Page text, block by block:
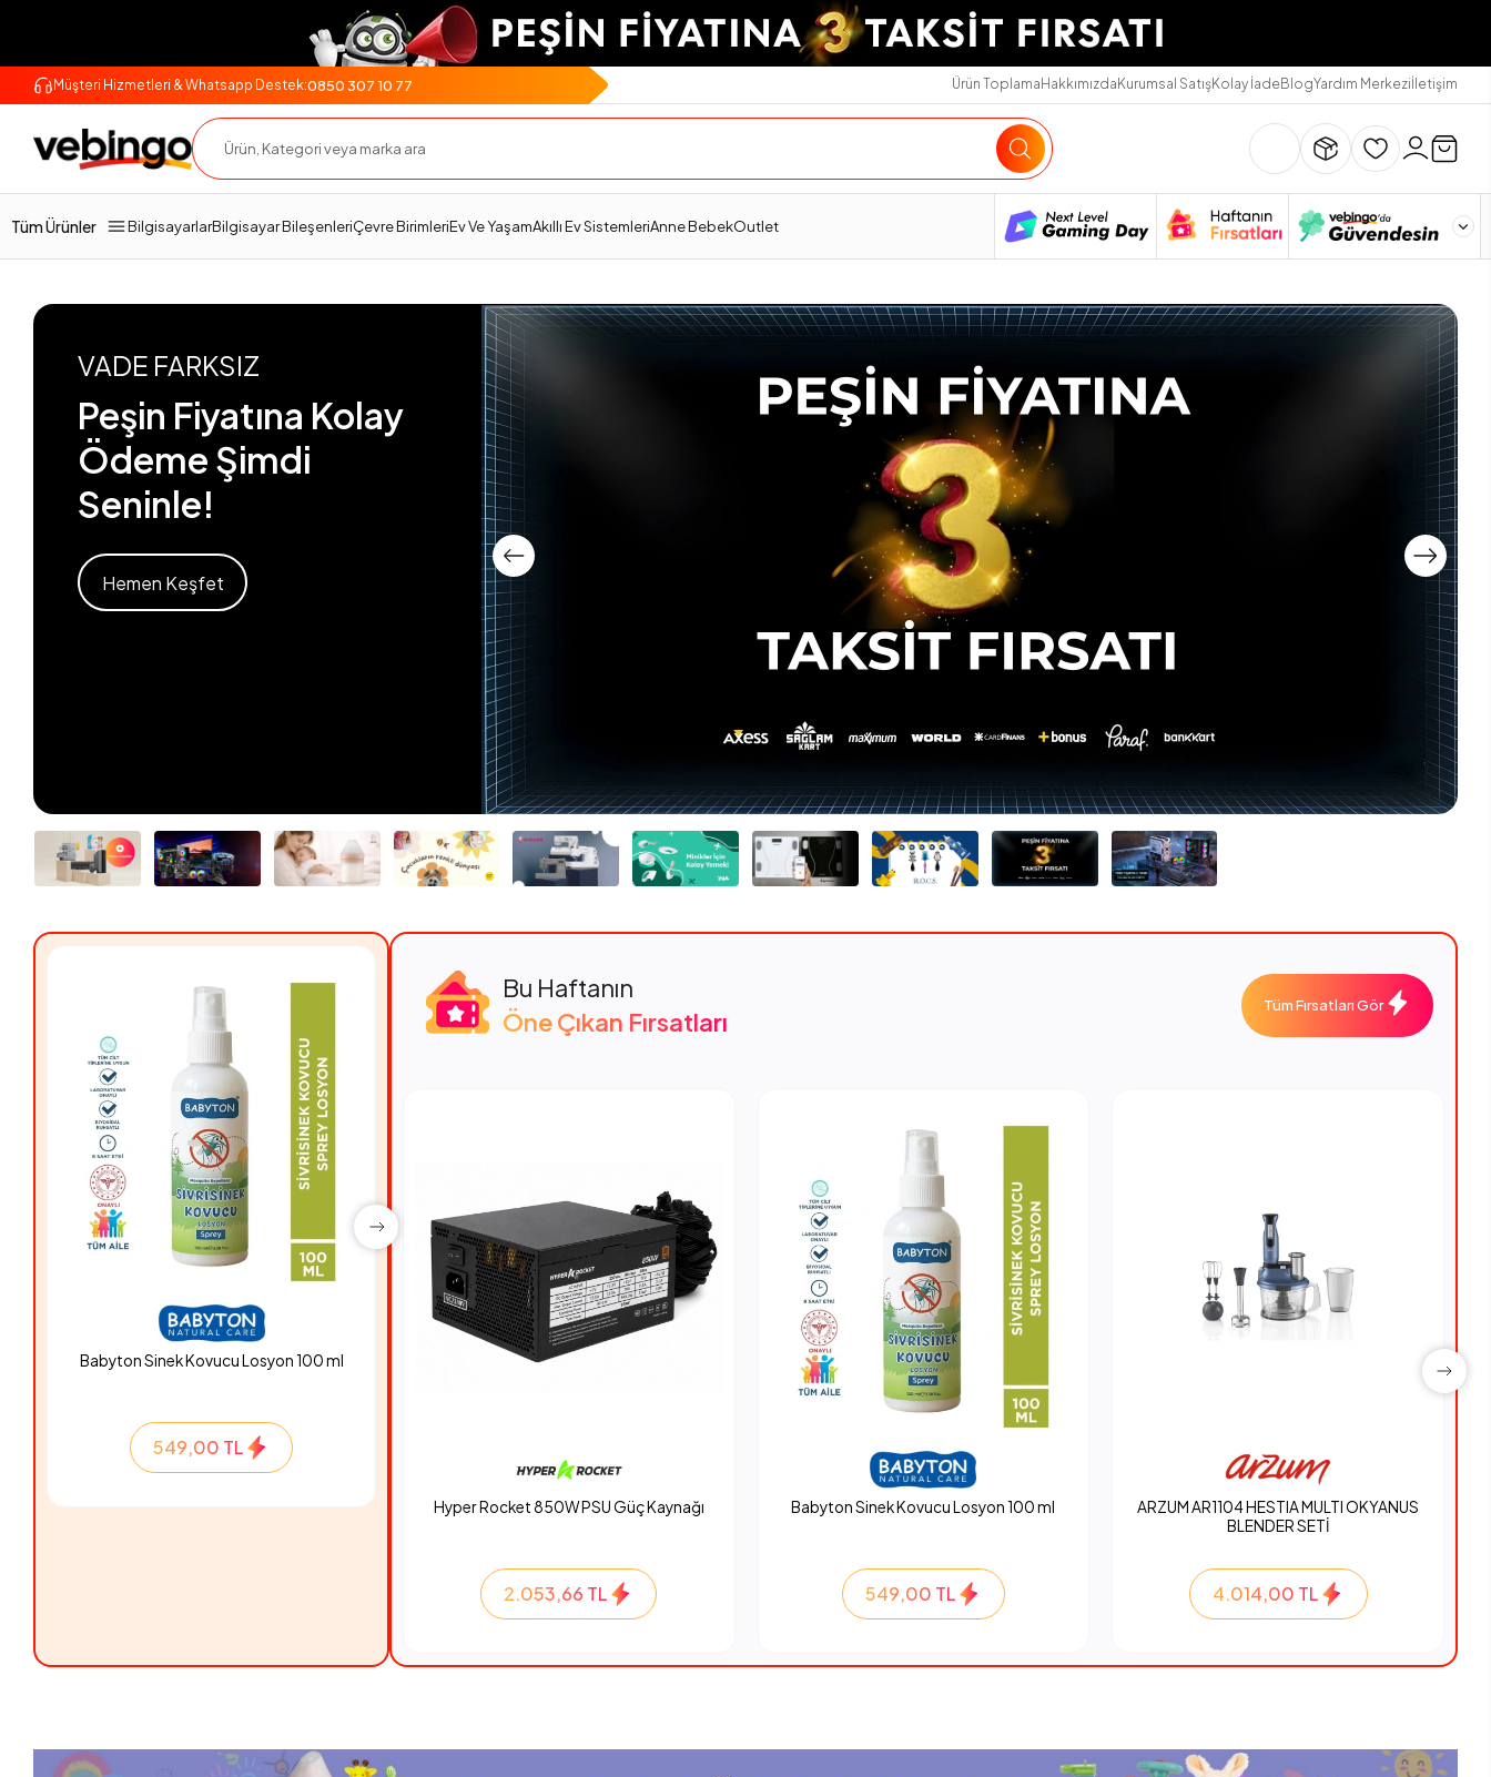
Müşteri Hizmetleri & Whatsapp Destek:0850 307 10 77 Ürün ToplamaHakkımızdaKurumsal SatışKolay İadeBlogYardım Merkeziİletişim
Tüm Ürünler BilgisayarlarBilgisayar BileşenleriÇevre BirimleriEv Ve YaşamAkıllı Ev SistemleriAnne BebekOutlet
VADE FARKSIZ
Peşin Fiyatına Kolay
Ödeme Şimdi
Seninle!
Hemen Keşfet
Babyton Sinek Kovucu Losyon 100 ml
549,00 TL
Hyper Rocket 850W PSU Güç Kaynağı
Bu Haftanın
Öne Çıkan Fırsatları
Tüm Fırsatları Gör
Hyper Rocket 850W PSU Güç Kaynağı
2.053,66 TL
Babyton Sinek Kovucu Losyon 100 ml
549,00 TL
ARZUM AR1104 HESTIA MULTI OKYANUS
BLENDER SETİ
4.014,00 TL